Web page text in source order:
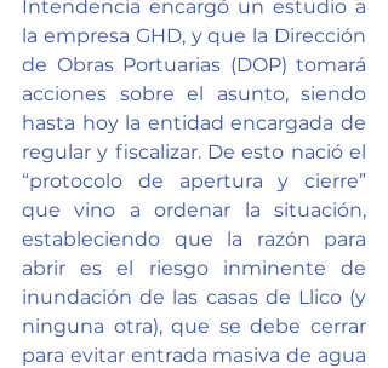
Intendencia encargó un estudio a
la empresa GHD, y que la Dirección
de Obras Portuarias (DOP) tomará
acciones sobre el asunto, siendo
hasta hoy la entidad encargada de
regular y fiscalizar. De esto nació el
“protocolo de apertura y cierre”
que vino a ordenar la situación,
estableciendo que la razón para
abrir es el riesgo inminente de
inundación de las casas de Llico (y
ninguna otra), que se debe cerrar
para evitar entrada masiva de agua